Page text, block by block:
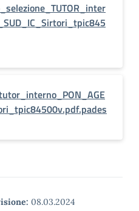
08.03.2024